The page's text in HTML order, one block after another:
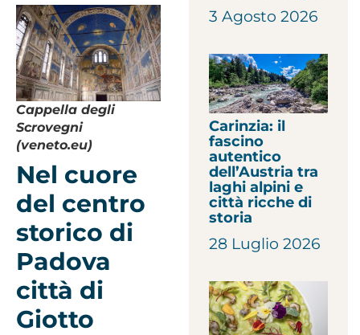
Cappella degli
Scrovegni
(veneto.eu)
Nel cuore
del centro
storico di
Padova
città di
Giotto
3 Agosto 2026
Carinzia: il
fascino
autentico
dell’Austria tra
laghi alpini e
città ricche di
storia
28 Luglio 2026